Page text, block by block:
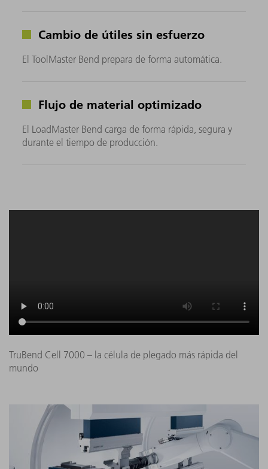
Cambio de útiles sin esfuerzo
El ToolMaster Bend prepara de forma automática.
Flujo de material optimizado
El LoadMaster Bend carga de forma rápida, segura y
durante el tiempo de producción.
TruBend Cell 7000 – la célula de plegado más rápida del
mundo